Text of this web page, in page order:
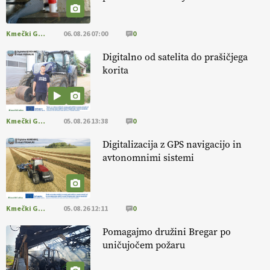
[EKOloško = LOGIČNO ]
Danes ni pomembna le količina hrane,
ampak tudi način njene pridelave
@EUAgri #imcap #cap #blog https://t.co/2sllAmcKwG
[EKOloško = LOGIČNO
prilagojene sorte
so temelj uspešne ekološke pridelave.
https://t.co/OQSsax7l8V @EUAgri #IMCAP #CAP
https://t.co/PAL0zlhVia
[EKOloško = LOGIČNO
aronije
v dobrem desetletju zrasla v uspešno kmetijsko in
podjetniško zgodbo.
#IMCAP #CAP https://t.co/xp1oihBDaJ
[EKOloško = LOGIČNO
v tujini
. Zato je ekološka pridelava odlična priložnost za slovenske
Kmečki Glas 06.08.26 07:00 0
Digitalno od satelita do prašičjega
korita
Kmečki Glas 05.08.26 13:38 0
Digitalizacija z GPS navigacijo in
avtonomnimi sistemi
Kmečki Glas 05.08.26 12:11 0
Pomagajmo družini Bregar po
uničujočem požaru